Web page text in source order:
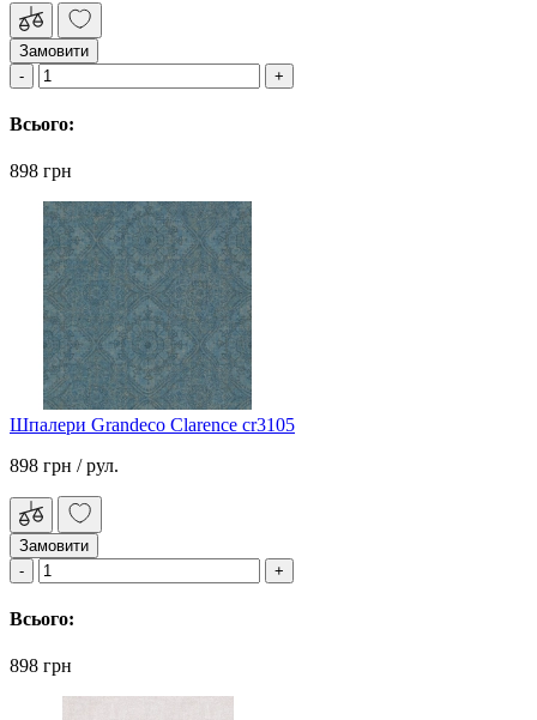
Замовити
Всього:
898 грн
Шпалери Grandeco Clarence cr3105
898 грн / рул.
Замовити
Всього:
898 грн